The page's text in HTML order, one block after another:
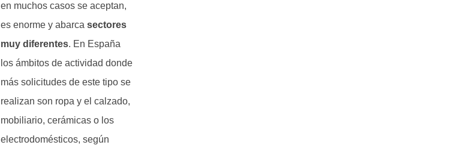
en muchos casos se aceptan,
es enorme y abarca sectores
muy diferentes. En España
los ámbitos de actividad donde
más solicitudes de este tipo se
realizan son ropa y el calzado,
mobiliario, cerámicas o los
electrodomésticos, según